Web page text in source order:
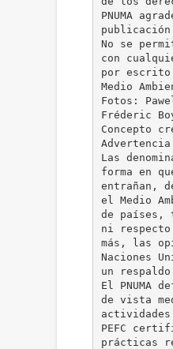
PNUMA
No se
con
por escrito
Medio
Fotos:
Fréderic
Concepto
Advertencia
Las
forma en
entrañan,
el Medio
de países,
ni
más, las
Naciones
un
El PNUMA
de vista
PEFC
prácticas